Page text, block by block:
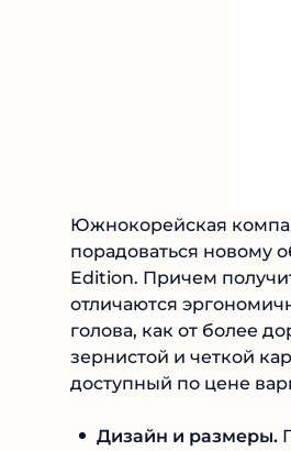
Южнокорейская
порадоваться новому
Edition. Причем
отличаются
голова, как от более
зернистой и четкой
доступный по цене
Дизайн и размеры.